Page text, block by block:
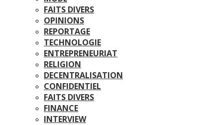
FAITS DIVERS
OPINIONS
REPORTAGE
TECHNOLOGIE
ENTREPRENEURIAT
RELIGION
DECENTRALISATION
CONFIDENTIEL
FAITS DIVERS
FINANCE
INTERVIEW